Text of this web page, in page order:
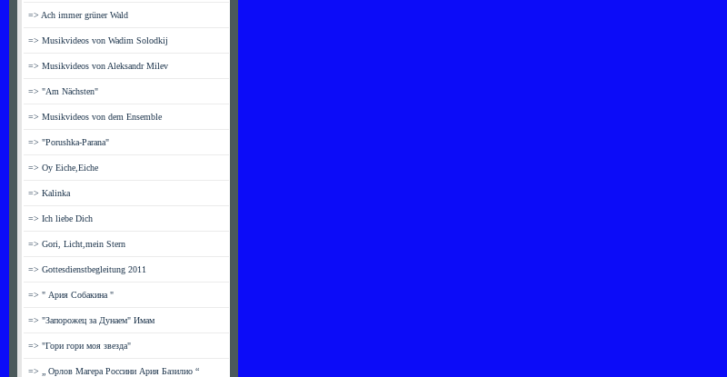
=> Ach immer grüner Wald
=> Musikvideos von Wadim Solodkij
=> Musikvideos von Aleksandr Milev
=> "Am Nächsten"
=> Musikvideos von dem Ensemble
=> "Porushka-Parana"
=> Oy Eiche,Eiche
=> Kalinka
=> Ich liebe Dich
=> Gori, Licht,mein Stern
=> Gottesdienstbegleitung 2011
=> " Ария Собакина "
=> "Запорожец за Дунаем" Имам
=> "Гори гори моя звезда"
=> „ Орлов Магера Россини Ария Базилио “